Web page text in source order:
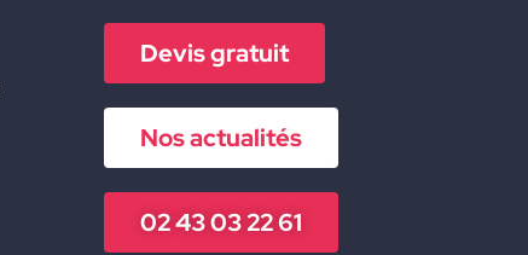
Devis gratuit
Nos actualités
02 43 03 22 61